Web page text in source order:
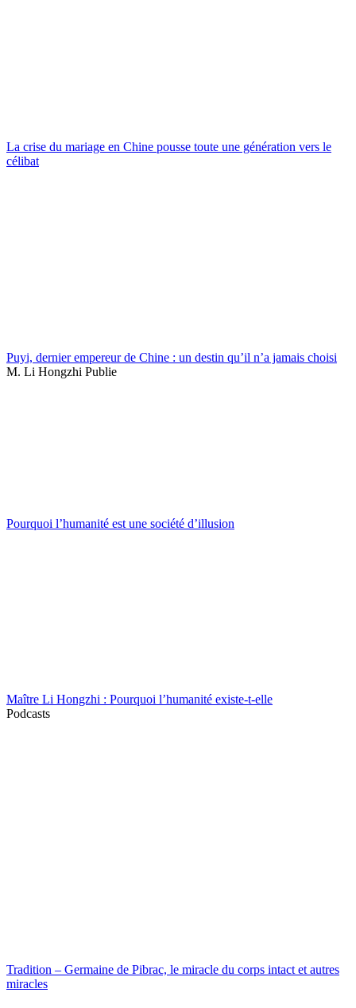
La crise du mariage en Chine pousse toute une génération vers le
célibat
Puyi, dernier empereur de Chine : un destin qu’il n’a jamais choisi
M. Li Hongzhi Publie
Pourquoi l’humanité est une société d’illusion
Maître Li Hongzhi : Pourquoi l’humanité existe-t-elle
Podcasts
Tradition – Germaine de Pibrac, le miracle du corps intact et autres
miracles